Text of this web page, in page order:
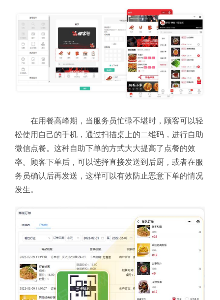
在用餐高峰期，当服务员忙碌不堪时，顾客可以轻
松使用自己的手机，通过扫描桌上的二维码，进行自助
微信点餐。这种自助下单的方式大大提高了点餐的效
率。顾客下单后，可以选择直接发送到后厨，或者在服
务员确认后再发送，这样可以有效防止恶意下单的情况
发生。